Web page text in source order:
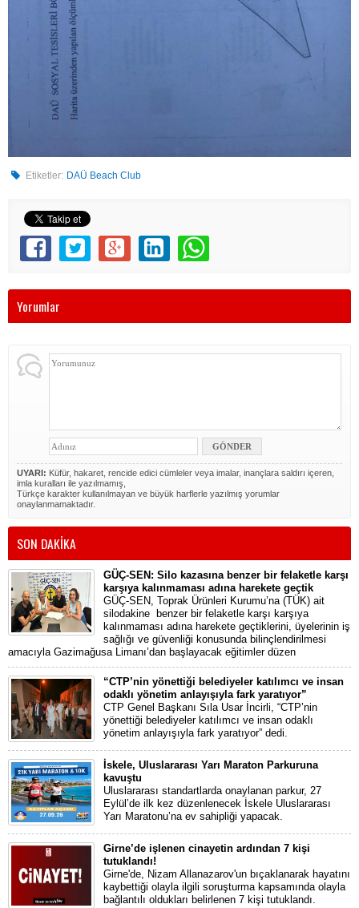
Etiketler: DAÜ Beach Club
Yorumlar
UYARI: Küfür, hakaret, rencide edici cümleler veya imalar, inançlara saldırı içeren,
imla kuralları ile yazılmamış,
Türkçe karakter kullanılmayan ve büyük harflerle yazılmış yorumlar
onaylanmamaktadır.
SON DAKİKA
GÜÇ-SEN: Silo kazasına benzer bir felaketle karşı
karşıya kalınmaması adına harekete geçtik
GÜÇ-SEN, Toprak Ürünleri Kurumu’na (TÜK) ait
silodakine benzer bir felaketle karşı karşıya
kalınmaması adına harekete geçtiklerini, üyelerinin iş
sağlığı ve güvenliği konusunda bilinçlendirilmesi
amacıyla Gazimağusa Limanı’dan başlayacak eğitimler düzen
“CTP’nin yönettiği belediyeler katılımcı ve insan
odaklı yönetim anlayışıyla fark yaratıyor”
CTP Genel Başkanı Sıla Usar İncirli, “CTP’nin
yönettiği belediyeler katılımcı ve insan odaklı
yönetim anlayışıyla fark yaratıyor” dedi.
İskele, Uluslararası Yarı Maraton Parkuruna
kavuştu
Uluslararası standartlarda onaylanan parkur, 27
Eylül’de ilk kez düzenlenecek İskele Uluslararası
Yarı Maratonu’na ev sahipliği yapacak.
Girne’de işlenen cinayetin ardından 7 kişi
tutuklandı!
Girne'de, Nizam Allanazarov'un bıçaklanarak hayatını
kaybettiği olayla ilgili soruşturma kapsamında olayla
bağlantılı oldukları belirlenen 7 kişi tutuklandı.